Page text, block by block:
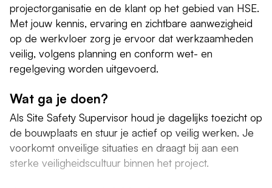
projectorganisatie en de klant op het gebied van HSE.
Met jouw kennis, ervaring en zichtbare aanwezigheid
op de werkvloer zorg je ervoor dat werkzaamheden
veilig, volgens planning en conform wet- en
regelgeving worden uitgevoerd.
Wat ga je doen?
Als Site Safety Supervisor houd je dagelijks toezicht op
de bouwplaats en stuur je actief op veilig werken. Je
voorkomt onveilige situaties en draagt bij aan een
sterke veiligheidscultuur binnen het project.